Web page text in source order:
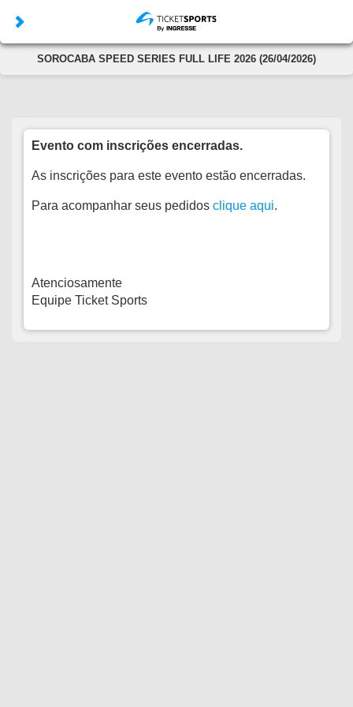
SOROCABA SPEED SERIES FULL LIFE 2026 (26/04/2026)
Evento com inscrições encerradas.
As inscrições para este evento estão encerradas.
Para acompanhar seus pedidos clique aqui.
Atenciosamente
Equipe Ticket Sports